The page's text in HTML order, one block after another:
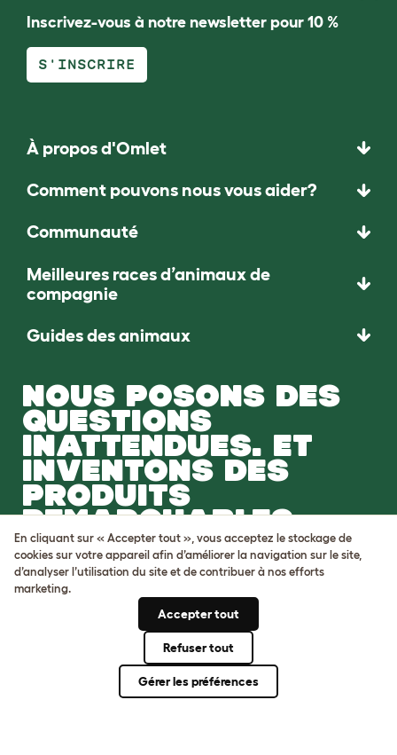
Inscrivez-vous à notre newsletter pour 10 %
S'INSCRIRE
À propos d'Omlet
Comment pouvons nous vous aider?
Communauté
Meilleures races d’animaux de
compagnie
Guides des animaux
NOUS POSONS DES
QUESTIONS
INATTENDUES. ET
INVENTONS DES
PRODUITS
REMARQUABLES.
Venez nous rejoindre
Conditions générales
Protection de la vie privée et cookies
En cliquant sur « Accepter tout », vous acceptez le stockage de
cookies sur votre appareil afin d’améliorer la navigation sur le site,
d’analyser l’utilisation du site et de contribuer à nos efforts
marketing.
Accepter tout
Refuser tout
Gérer les préférences